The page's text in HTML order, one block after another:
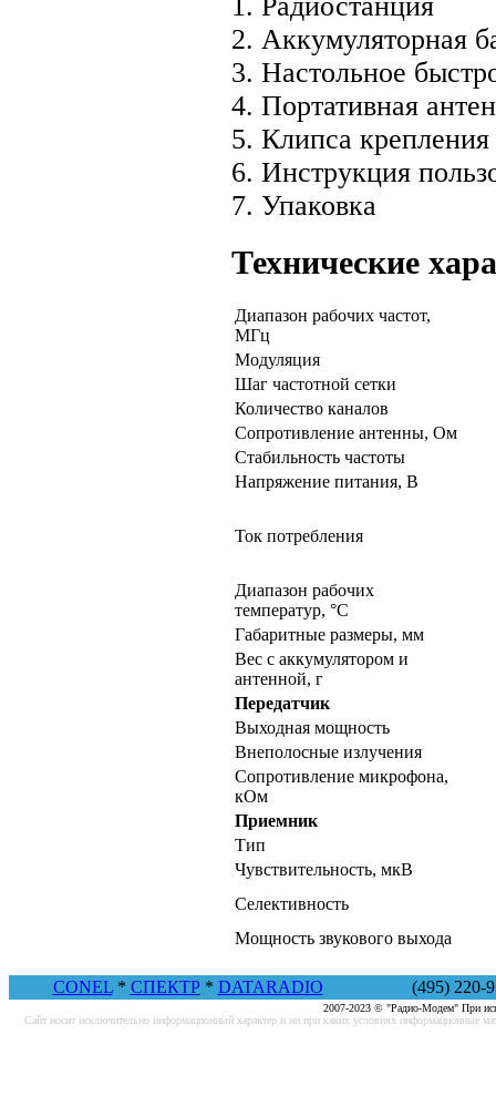
2. Аккумуляторная
3. Настольное
4. Портативная
5. Клипса
6. Инструкция
7. Упаковка
Технические
Диапазон рабочих частот,
МГц
Модуляция
Шаг частотной сетки
Количество каналов
Сопротивление антенны, Ом
Стабильность частоты
Напряжение питания, В
Ток потребления
Диапазон рабочих
температур, °С
Габаритные размеры, мм
Вес с аккумулятором и
антенной, г
Передатчик
Выходная мощность
Внеполосные излучения
Сопротивление микрофона,
кОм
Приемник
Тип
Чувствительность, мкВ
Селективность
Мощность звукового выхода
CONEL* СПЕКТР* DATARADIO (495) 220-
2007-2023 © "Радио-Модем" При
Cайт носит исключительно информационный характер и ни при каких условиях информационные